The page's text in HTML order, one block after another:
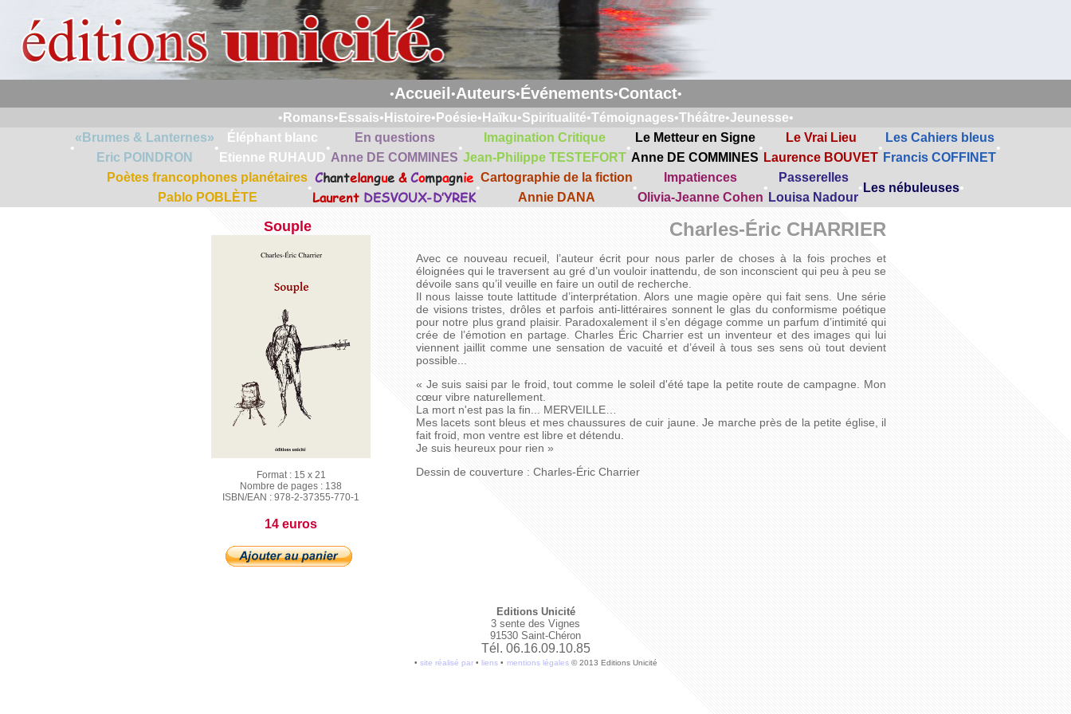
•Accueil •Auteurs•Événements•Contact•
• Romans• Essais• Histoire• Poésie• Haïku•Spiritualité•Témoignages•Théâtre•Jeunesse•
•
«Brumes & Lanternes»
Eric POINDRON
•
Éléphant blanc
Etienne RUHAUD
•
En questions
Anne DE COMMINES
•
Imagination Critique
Jean-Philippe TESTEFORT
•
Le Metteur en Signe
Anne DE COMMINES
•
Le Vrai Lieu
Laurence BOUVET
•
Les Cahiers bleus
Francis COFFINET
•
Poètes francophones planétaires
Pablo POBLÈTE
•
Chantelangue & Compagnie
Laurent DESVOUX-D’YREK
•
Cartographie de la fiction
Annie DANA
•
Impatiences
Olivia-Jeanne Cohen
•
Passerelles
Louisa Nadour
• Les nébuleuses•
Souple
Format : 15 x 21
Nombre de pages : 138
ISBN/EAN : 978-2-37355-770-1
14 euros
Charles-Éric CHARRIER
Avec ce nouveau recueil, l’auteur écrit pour nous parler de choses à la fois proches et
éloignées qui le traversent au gré d’un vouloir inattendu, de son inconscient qui peu à peu se
dévoile sans qu’il veuille en faire un outil de recherche.
Il nous laisse toute lattitude d’interprétation. Alors une magie opère qui fait sens. Une série
de visions tristes, drôles et parfois anti-littéraires sonnent le glas du conformisme poétique
pour notre plus grand plaisir. Paradoxalement il s’en dégage comme un parfum d’intimité qui
crée de l’émotion en partage. Charles Éric Charrier est un inventeur et des images qui lui
viennent jaillit comme une sensation de vacuité et d’éveil à tous ses sens où tout devient
possible...
« Je suis saisi par le froid, tout comme le soleil d'été tape la petite route de campagne. Mon
cœur vibre naturellement.
La mort n'est pas la fin... MERVEILLE…
Mes lacets sont bleus et mes chaussures de cuir jaune. Je marche près de la petite église, il
fait froid, mon ventre est libre et détendu.
Je suis heureux pour rien »
Dessin de couverture : Charles-Éric Charrier
Editions Unicité
3 sente des Vignes
91530 Saint-Chéron
Tél. 06.16.09.10.85
• site réalisé par• liens • mentions légales© 2013 Editions Unicité